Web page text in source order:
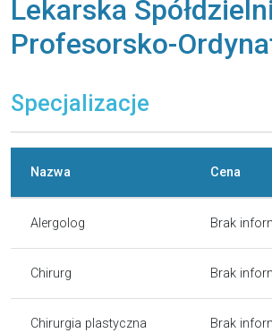
Lekarska
Profesorsko-
Specjalizacje
Nazwa Cena
Alergolog Brak
Chirurg Brak
Chirurgia plastyczna Brak